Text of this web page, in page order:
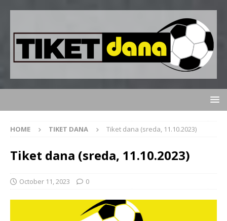
HOME TIKET DANA Tiket dana (sreda, 11.10.2023)
Tiket dana (sreda, 11.10.2023)
October 11, 2023 0